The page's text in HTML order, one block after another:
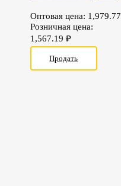
Оптовая цена: 1,979.77
Розничная цена:
1,567.19 ₽
Продать